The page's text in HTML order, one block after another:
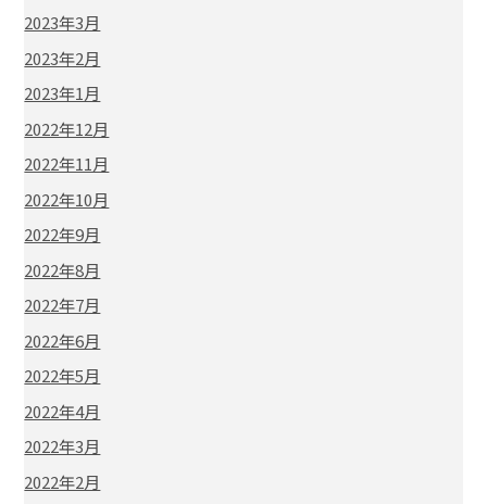
2023年3月
2023年2月
2023年1月
2022年12月
2022年11月
2022年10月
2022年9月
2022年8月
2022年7月
2022年6月
2022年5月
2022年4月
2022年3月
2022年2月